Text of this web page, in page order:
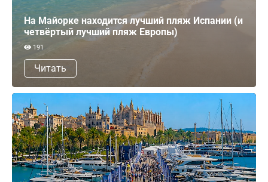
На Майорке находится лучший пляж Испании (и
четвёртый лучший пляж Европы)
191
Читать